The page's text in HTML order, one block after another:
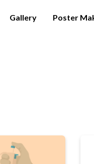
Gallery Poster